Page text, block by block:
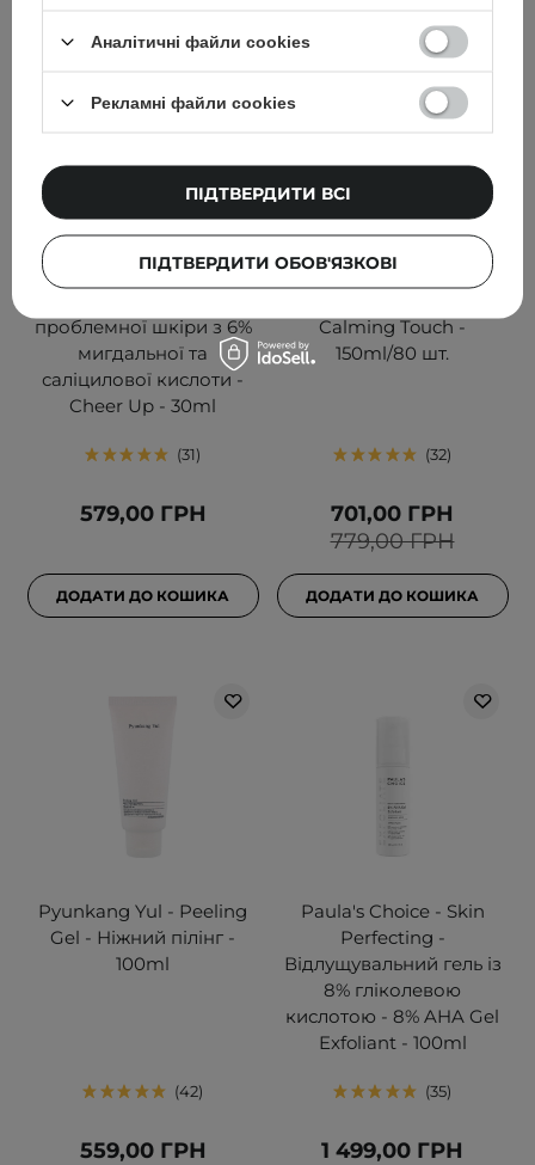
Ексфоліант для
проблемної шкіри з 6%
мигдальної та
саліцилової кислоти -
Cheer Up - 30ml
31
579,00 ГРН
ДОДАТИ ДО КОШИКА
диски для обличчя -
Calming Touch -
150ml/80 шт.
32
779,00 ГРН
701,00 ГРН
ДОДАТИ ДО КОШИКА
Pyunkang Yul - Peeling
Gel - Ніжний пілінг -
100ml
42
559,00 ГРН
Paula's Choice - Skin
Perfecting -
Відлущувальний гель із
8% гліколевою
кислотою - 8% AHA Gel
Exfoliant - 100ml
35
1 499,00 ГРН
Аналітичні файли cookies
Рекламні файли cookies
ПІДТВЕРДИТИ ОБОВ'ЯЗКОВІ
ПІДТВЕРДИТИ ВСІ